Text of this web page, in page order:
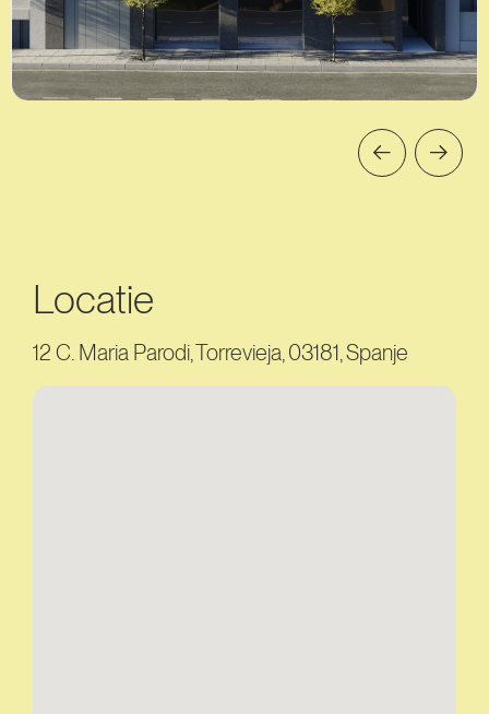
Locatie
12 C. Maria Parodi, Torrevieja, 03181, Spanje